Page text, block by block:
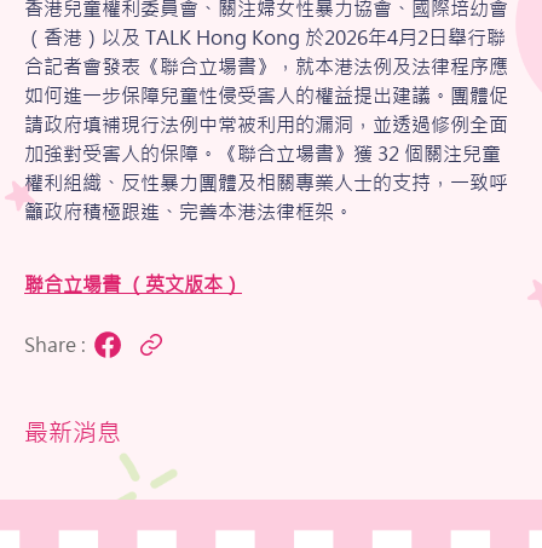
香港兒童權利委員會、關注婦女性暴力協會、國際培幼會
（香港）以及 TALK Hong Kong 於2026年4月2日舉行聯
合記者會發表《聯合立場書》，就本港法例及法律程序應
如何進一步保障兒童性侵受害人的權益提出建議。團體促
請政府填補現行法例中常被利用的漏洞，並透過修例全面
加強對受害人的保障。《聯合立場書》獲 32 個關注兒童
權利組織、反性暴力團體及相關專業人士的支持，一致呼
籲政府積極跟進、完善本港法律框架。
聯合立場書 （英文版本）
Share : Facebook
Copy
最新消息